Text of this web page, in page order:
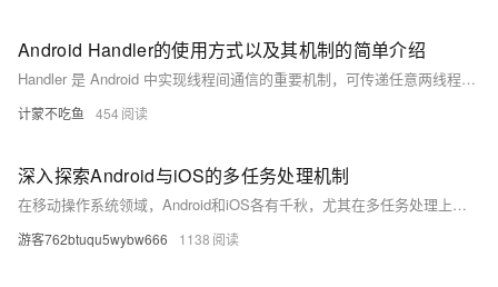
Android Handler的使用方式以及其机制的简单介绍
Handler 是 Android 中实现线程间通信的重要机制，可传递任意两线程数据。常用场景包括子线程向主线程（UI 线程）传递结果，以及主线程向子线程发送消息。其核心涉及四个类：Handler（发送/接收消息）、Message（消息载体）、MessageQueue（消息队列）和 Looper（消息循环泵）。基本流程为：Handler 发送 Message 至 MessageQueue，Looper 从队列中按 FIFO 取出并处理。
计蒙不吃鱼 454
深入探索Android与iOS的多任务处理机制
在移动操作系统领域，Android和iOS各有千秋，尤其在多任务处理上展现出不同的设计理念和技术实现。本文将深入剖析两大平台在后台管理、资源分配及用户体验方面的策略差异，揭示它们如何平衡性能与电池寿命，为用户带来流畅而高效的操作体验。通过对比分析，我们不仅能够更好地理解各自系统的工作机制，还能为开发者优化应用提供参考。
游客762btuqu5wybw666 1138